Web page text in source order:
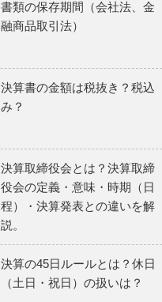
書類の保存期間（会社法、金
融商品取引法）
決算書の金額は税抜き？税込
み？
決算取締役会とは？決算取締
役会の定義・意味・時期（日
程）・決算発表との違いを解
説。
決算の45日ルールとは？休日
（土日・祝日）の扱いは？